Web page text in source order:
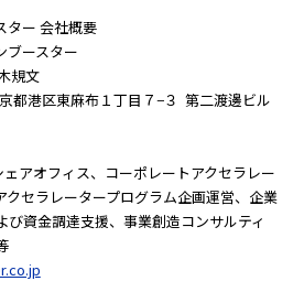
ター 会社概要
ブースター
規文
都港区東麻布１丁目７−３ 第二渡邊ビル
アオフィス、コーポレートアクセラレー
クセラレータープログラム企画運営、企業
び資金調達支援、事業創造コンサルティ